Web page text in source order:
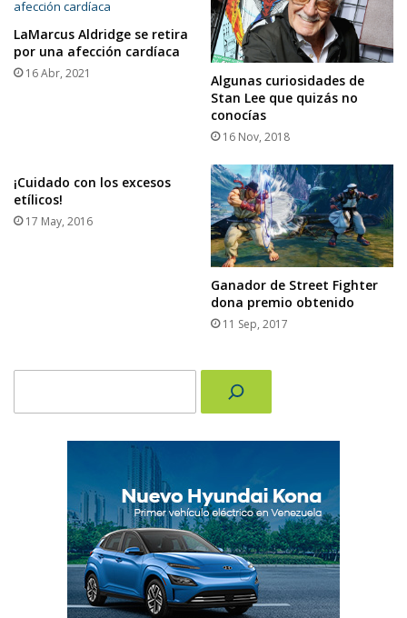
LaMarcus Aldridge se retira
por una afección cardíaca
16 Abr, 2021
Algunas curiosidades de
Stan Lee que quizás no
conocías
16 Nov, 2018
¡Cuidado con los excesos
etílicos!
17 May, 2016
Ganador de Street Fighter
dona premio obtenido
11 Sep, 2017